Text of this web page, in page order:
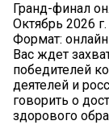
Гранд-финал
Октябрь 2026 г.
Формат:
Вас ждет
победителей
деятелей и
говорить о
здорового